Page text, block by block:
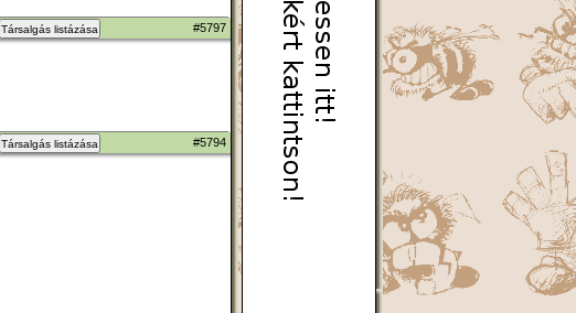
Társalgás listázása #5797
Társalgás listázása #5794